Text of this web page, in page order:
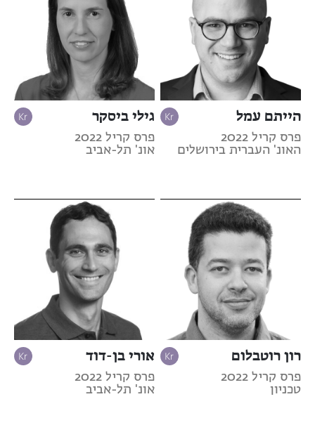
הייתם עמל
פרס קריל 2022
האונ' העברית בירושלים
גילי ביסקר
פרס קריל 2022
אונ' תל-אביב
רון רוטבלום
פרס קריל 2022
טכניון
אורי בן-דוד
פרס קריל 2022
אונ' תל-אביב